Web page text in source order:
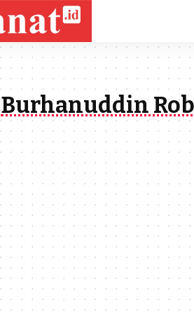
Burhanuddin